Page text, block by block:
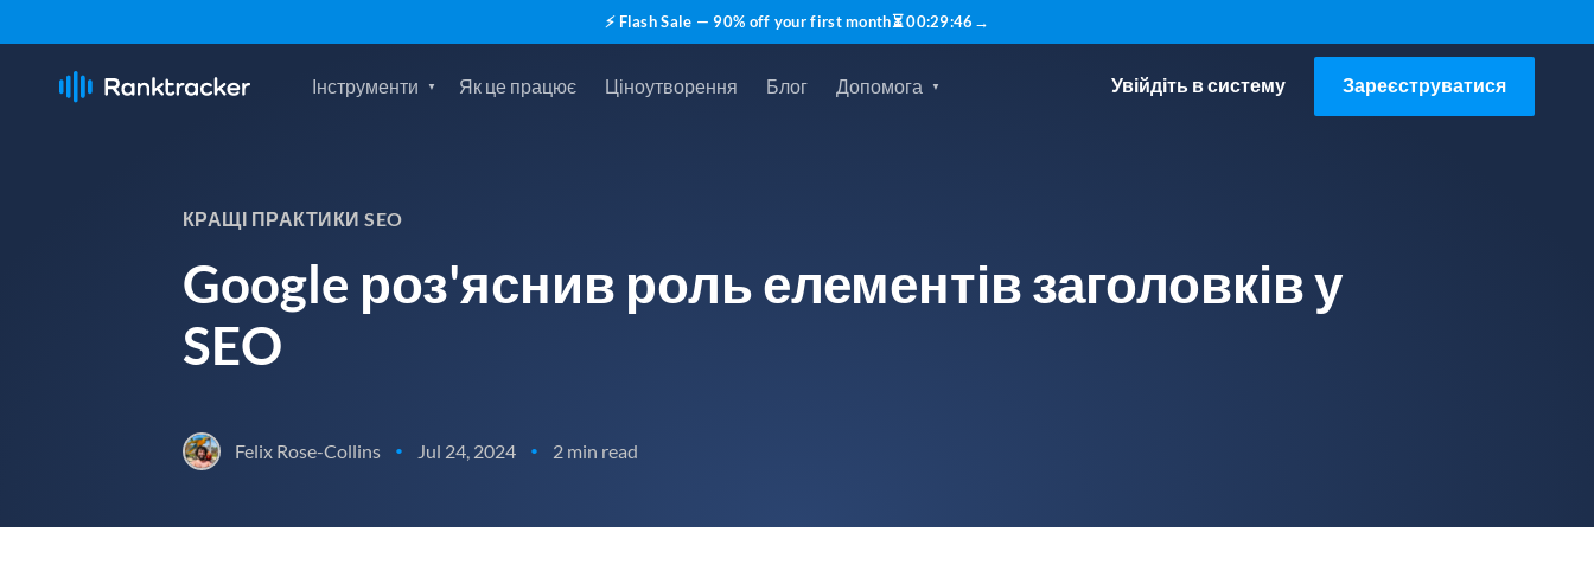
⚡ Flash Sale — 90% off your first month⏳00:29:45 →
Інструменти Як це працює Ціноутворення Блог Допомога Увійдіть в систему Зареєструватися
КРАЩІ ПРАКТИКИ SEO
Google роз'яснив роль елементів заголовків у
SEO
Felix Rose-Collins • Jul 24, 2024 • 2 min read